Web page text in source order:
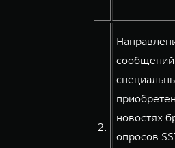
2.
сообщений
новостях
опросов